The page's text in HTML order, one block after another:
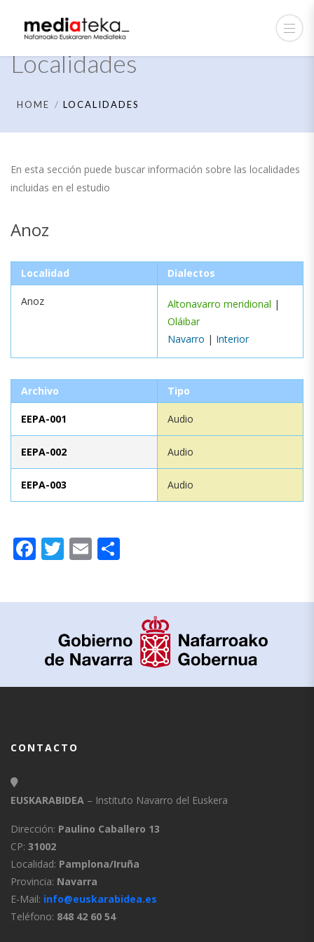
Localidades
HOME LOCALIDADES
En esta sección puede buscar información sobre las localidades
incluidas en el estudio
Anoz
Localidad Dialectos
Anoz Altonavarro meridional |
Oláibar
Navarro | Interior
Archivo Tipo
EEPA-001 Audio
EEPA-002 Audio
EEPA-003 Audio
Facebook
Twitter
Email
CONTACTO
EUSKARABIDEA – Instituto Navarro del Euskera
Dirección: Paulino Caballero 13
CP: 31002
Localidad: Pamplona/Iruña
Provincia: Navarra
E-Mail: info@euskarabidea.es
Teléfono: 848 42 60 54